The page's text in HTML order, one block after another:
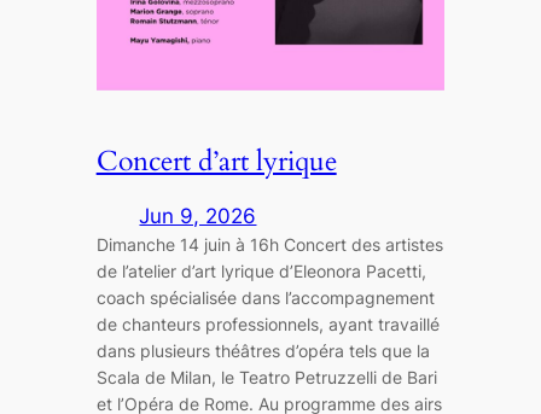
Concert d’art lyrique
Jun 9, 2026
Dimanche 14 juin à 16h Concert des artistes
de l’atelier d’art lyrique d’Eleonora Pacetti,
coach spécialisée dans l’accompagnement
de chanteurs professionnels, ayant travaillé
dans plusieurs théâtres d’opéra tels que la
Scala de Milan, le Teatro Petruzzelli de Bari
et l’Opéra de Rome. Au programme des airs